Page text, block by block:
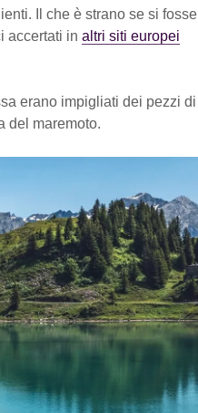
Il che è strano se si fosse
accertati in altri siti europei
erano impigliati dei pezzi di
del maremoto.